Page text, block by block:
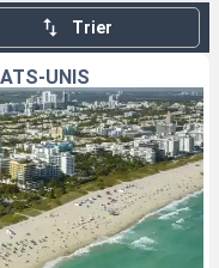
Trier
UNIS